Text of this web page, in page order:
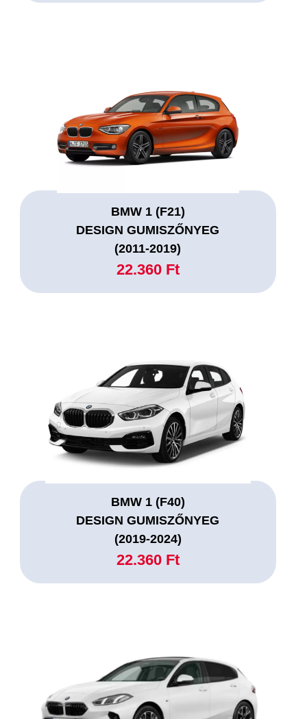
BMW 1 (F21)
DESIGN GUMISZŐNYEG
(2011-2019)
22.360 Ft
BMW 1 (F40)
DESIGN GUMISZŐNYEG
(2019-2024)
22.360 Ft